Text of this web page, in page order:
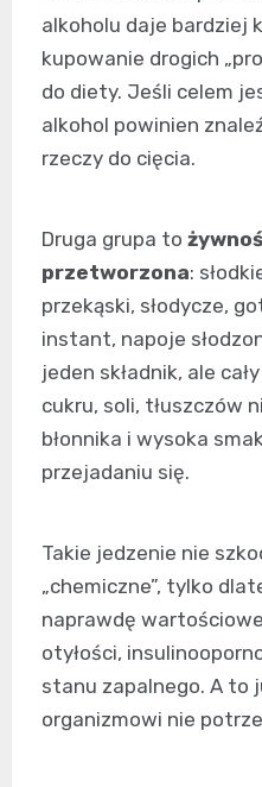
alkoholu daje bardziej
kupowanie drogich
do diety. Jeśli celem
alkohol powinien
rzeczy do cięcia.
Druga grupa to
przetworzona:
przekąski, słodycze,
instant, napoje
jeden składnik, ale
cukru, soli, tłuszczów
błonnika i wysoka
przejadaniu się.
Takie jedzenie nie
„chemiczne”, tylko
naprawdę
otyłości,
stanu zapalnego. A to
organizmowi nie